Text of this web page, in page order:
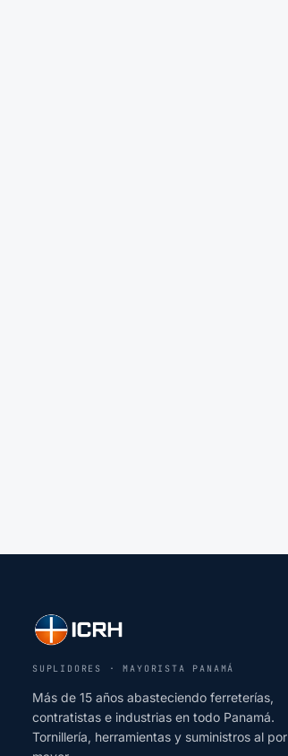
SUPLIDORES · MAYORISTA PANAMÁ
Más de 15 años abasteciendo ferreterías,
contratistas e industrias en todo Panamá.
Tornillería, herramientas y suministros al por